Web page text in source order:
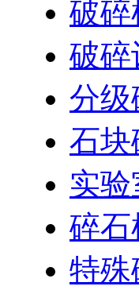
破碎
破碎
分级
石块
实
碎石
特殊